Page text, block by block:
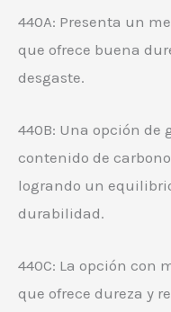
440A: Presenta un
que ofrece buena
desgaste.
440B: Una opción de
contenido de
logrando un
durabilidad.
440C: La opción con
que ofrece dureza y